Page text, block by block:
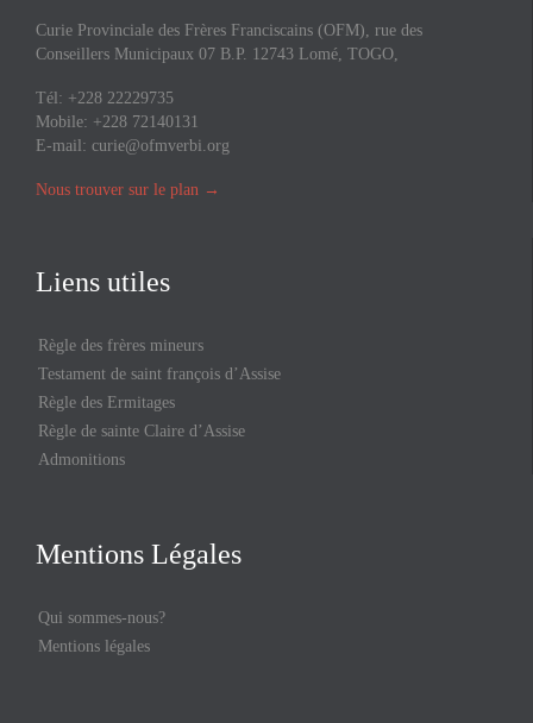
Curie Provinciale des Frères Franciscains (OFM), rue des
Conseillers Municipaux 07 B.P. 12743 Lomé, TOGO,
Tél: +228 22229735
Mobile: +228 72140131
E-mail: curie@ofmverbi.org
Nous trouver sur le plan →
Liens utiles
Règle des frères mineurs
Testament de saint françois d’Assise
Règle des Ermitages
Règle de sainte Claire d’Assise
Admonitions
Mentions Légales
Qui sommes-nous?
Mentions légales